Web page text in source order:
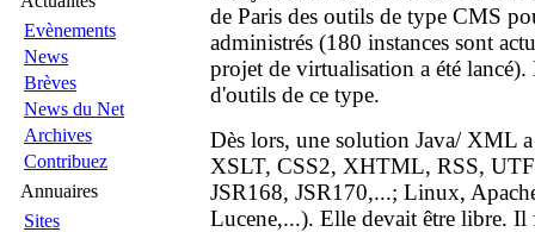
Evènements
News
Brèves
News du Net
Archives
Contribuez
Annuaires
Sites
de Paris des outils de type CMS
administrés (180 instances sont
projet de virtualisation a été
d'outils de ce type.
Dès lors, une solution Java/ XML
XSLT, CSS2, XHTML, RSS,
JSR168, JSR170,...; Linux,
Lucene,...). Elle devait être libre. Il